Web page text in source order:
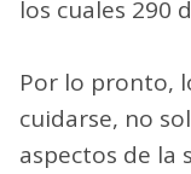
los cuales 290
Por lo pronto,
cuidarse, no
aspectos de la